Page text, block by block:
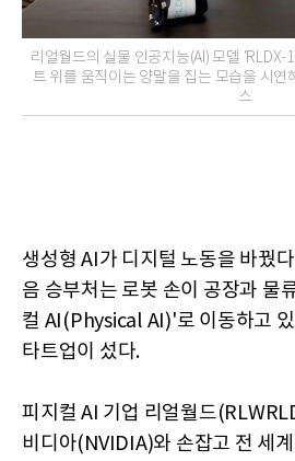
리얼월드의 실물 인공지능(AI) 모델 'RLDX-
트 위를 움직이는 양말을 집는 모습을 시연
스
생성형 AI가 디지털 노동을 바꿨
음 승부처는 로봇 손이 공장과 물
컬 AI(Physical AI)'로 이동하고
타트업이 섰다.
피지컬 AI 기업 리얼월드
비디아(NVIDIA)와 손잡고 전 세